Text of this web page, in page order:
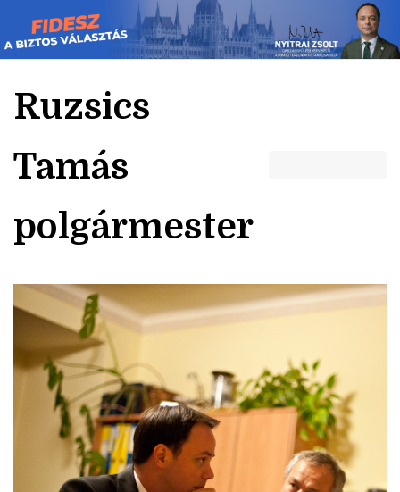
Skip
to
content
Ruzsics
Tamás
polgármester